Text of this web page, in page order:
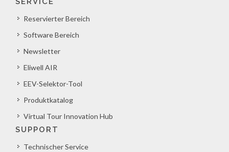
Reservierter Bereich
Software Bereich
Newsletter
Eliwell AIR
EEV-Selektor-Tool
Produktkatalog
Virtual Tour Innovation Hub
SUPPORT
Technischer Service